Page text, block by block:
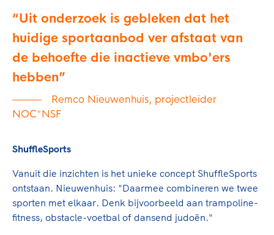
Uit onderzoek is gebleken dat het
huidige sportaanbod ver afstaat van
de behoefte die inactieve vmbo'ers
hebben
Remco Nieuwenhuis, projectleider
NOC*NSF
ShuffleSports
Vanuit die inzichten is het unieke concept ShuffleSports
ontstaan. Nieuwenhuis: "Daarmee combineren we twee
sporten met elkaar. Denk bijvoorbeeld aan trampoline-
fitness, obstacle-voetbal of dansend judoën."